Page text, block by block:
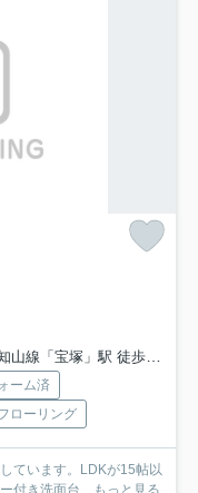
山線「宝塚」駅 徒歩16分
ーム済
ローリング
ています。LDKが15帖以
付き洗面台... もっと見る